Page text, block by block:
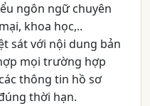
ngôn ngữ chuyên
khoa học,..
sát với nội dung bản
mọi trường hợp
thông tin hồ sơ
thời hạn.